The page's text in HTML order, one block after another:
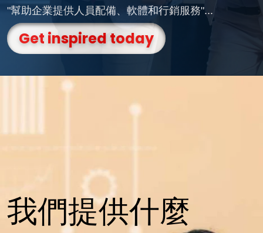
"幫助企業提供人員配備、軟體和行銷服務"...
Get inspired today
我們提供什麼